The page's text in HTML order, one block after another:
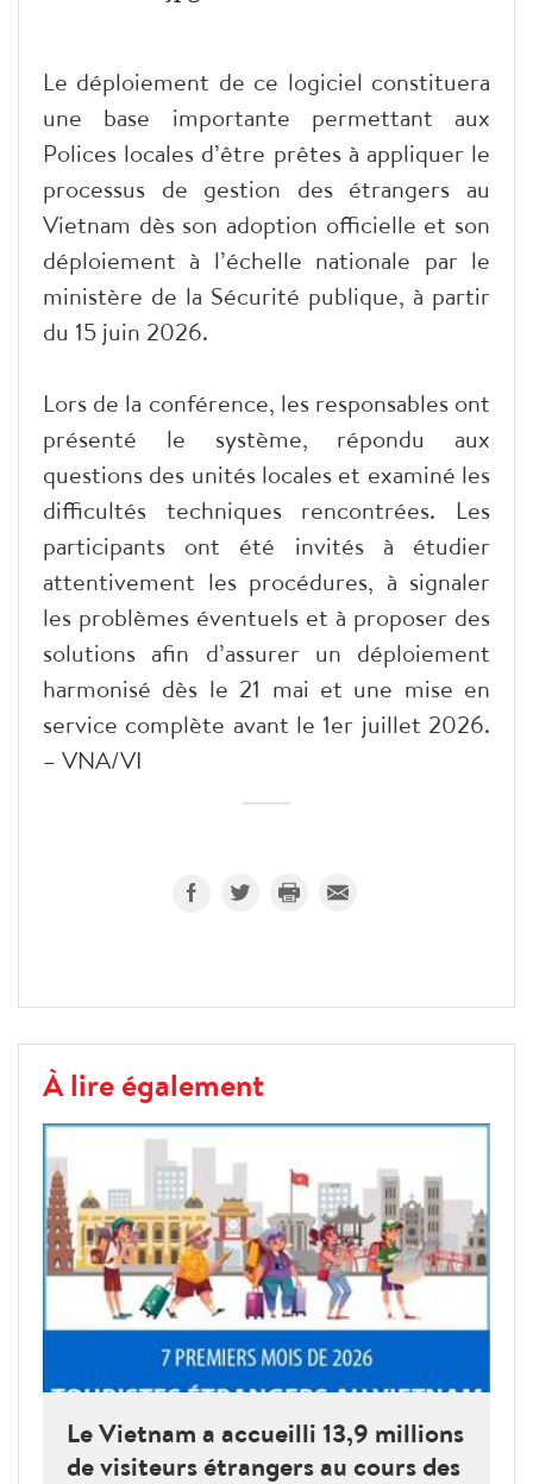
Le déploiement de ce logiciel constituera
une base importante permettant aux
Polices locales d’être prêtes à appliquer le
processus de gestion des étrangers au
Vietnam dès son adoption officielle et son
déploiement à l’échelle nationale par le
ministère de la Sécurité publique, à partir
du 15 juin 2026.
Lors de la conférence, les responsables ont
présenté le système, répondu aux
questions des unités locales et examiné les
difficultés techniques rencontrées. Les
participants ont été invités à étudier
attentivement les procédures, à signaler
les problèmes éventuels et à proposer des
solutions afin d’assurer un déploiement
harmonisé dès le 21 mai et une mise en
service complète avant le 1er juillet 2026.
– VNA/VI
À lire également
Le Vietnam a accueilli 13,9 millions
de visiteurs étrangers au cours des